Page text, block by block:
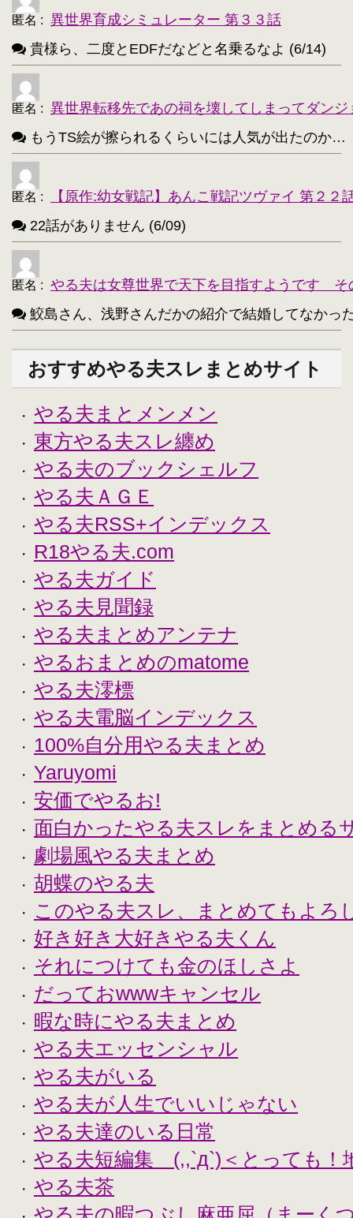
匿名 : 異世界育成シミュレーター 第３３話
貴様ら、二度とEDFだなどと名乗るなよ (6/14)
匿名 : 異世界転移先であの祠を壊してしまってダン
もうTS絵が擦られるくらいには人気が出たのか…
匿名 :
【原作:幼女戦記】あんこ戦記ツヴァイ 第２２
22話がありません (6/09)
匿名 : やる夫は女尊世界で天下を目指すようです そ
鮫島さん、浅野さんだかの紹介で結婚してなかっ
おすすめやる夫スレまとめサイト
・ やる夫まとメンメン
・ 東方やる夫スレ纏め
・ やる夫のブックシェルフ
・ やる夫ＡＧＥ
・ やる夫RSS+インデックス
・ R18やる夫.com
・ やる夫ガイド
・ やる夫見聞録
・ やる夫まとめアンテナ
・ やるおまとめのmatome
・ やる夫澪標
・ やる夫電脳インデックス
・ 100%自分用やる夫まとめ
・ Yaruyomi
・ 安価でやるお!
・ 面白かったやる夫スレをまとめる
・ 劇場風やる夫まとめ
・ 胡蝶のやる夫
・ このやる夫スレ、まとめてもよろ
・ 好き好き大好きやる夫くん
・ それにつけても金のほしさよ
・ だっておwwwキャンセル
・ 暇な時にやる夫まとめ
・ やる夫エッセンシャル
・ やる夫がいる
・ やる夫が人生でいいじゃない
・ やる夫達のいる日常
・ やる夫短編集 (,,`д`)＜とっても！
・ やる夫茶